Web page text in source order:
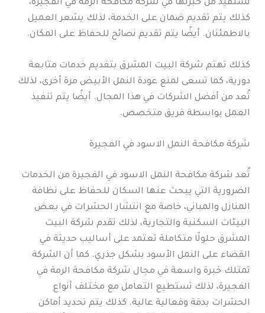
تستفيد من خبرتها في شركة مكافحة الرمة في الفجيرة،
كذلك يتم تقديم ضمان على الخدمة، لذلك يشعر العميل
بالاطمئنان. أيضًا يتم تقديم نصائح للحفاظ على المكان.
كذلك تهتم شركة البيت المشرق بتقديم خدمات متابعة
دورية، كما تسعى لمنع عودة النمل الأبيض مرة أخرى، لذلك
تُعد من أفضل الشركات في هذا المجال. أيضًا يتم تنفيذ
العمل بواسطة فريق متخصص.
شركة مكافحة النمل الاسود في الفجيرة
تُعد شركة مكافحة النمل الاسود في الفجيرة من الخدمات
الضرورية التي يبحث عنها السكان للحفاظ على نظافة
المنازل والمباني، خاصة مع انتشار الحشرات في بعض
البيئات السكنية والتجارية، لذلك تقدم شركة البيت
المشرق حلولًا متكاملة تعتمد على أساليب حديثة في
القضاء على النمل الأسود بشكل جذري. كما أن الشركة
تمتلك خبرة واسعة في مجال شركة مكافحة الرمة في
الفجيرة، لذلك تستطيع التعامل مع مختلف أنواع
الحشرات بدقة وفعالية عالية. كذلك يتم تحديد أماكن